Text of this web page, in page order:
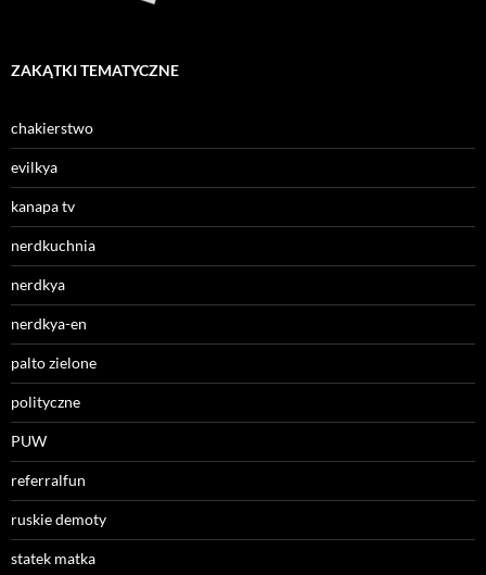
ZAKĄTKI TEMATYCZNE
chakierstwo
evilkya
kanapa tv
nerdkuchnia
nerdkya
nerdkya-en
palto zielone
polityczne
PUW
referralfun
ruskie demoty
statek matka